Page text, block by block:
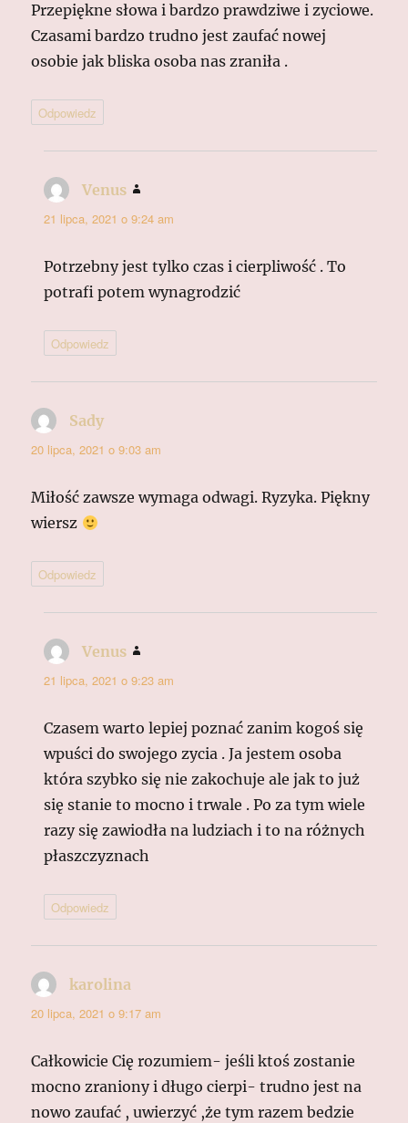
Przepiękne słowa i bardzo prawdziwe i zyciowe.
Czasami bardzo trudno jest zaufać nowej
osobie jak bliska osoba nas zraniła .
Odpowiedz
Venus
21 lipca, 2021 o 9:24 am
Potrzebny jest tylko czas i cierpliwość . To
potrafi potem wynagrodzić
Odpowiedz
Sady
20 lipca, 2021 o 9:03 am
Miłość zawsze wymaga odwagi. Ryzyka. Piękny
wiersz
Odpowiedz
Venus
21 lipca, 2021 o 9:23 am
Czasem warto lepiej poznać zanim kogoś się
wpuści do swojego zycia . Ja jestem osoba
która szybko się nie zakochuje ale jak to już
się stanie to mocno i trwale . Po za tym wiele
razy się zawiodła na ludziach i to na różnych
płaszczyznach
Odpowiedz
karolina
20 lipca, 2021 o 9:17 am
Całkowicie Cię rozumiem- jeśli ktoś zostanie
mocno zraniony i długo cierpi- trudno jest na
nowo zaufać , uwierzyć ,że tym razem bedzie